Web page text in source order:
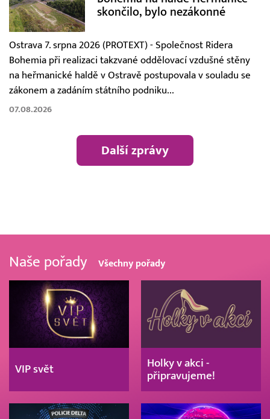
skončilo, bylo nezákonné
Ostrava 7. srpna 2026 (PROTEXT) - Společnost Ridera
Bohemia při realizaci takzvané oddělovací vzdušné stěny
na heřmanické haldě v Ostravě postupovala v souladu se
zákonem a zadáním státního podniku...
07.08.2026
Další zprávy
Naše pořady Všechny pořady
VIP svět
Holky v akci -
připravujeme!